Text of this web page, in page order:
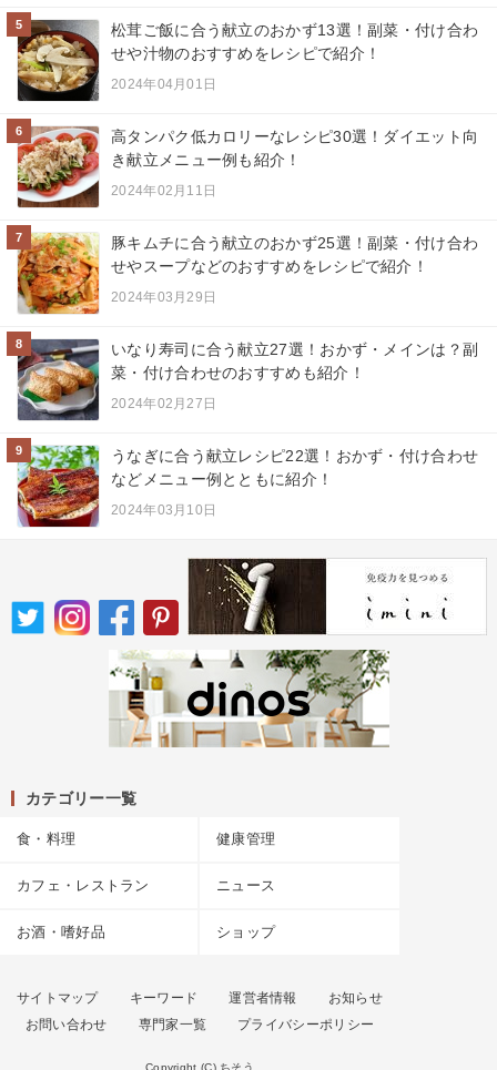
5
松茸ご飯に合う献立のおかず13選！副菜・付け合わ
せや汁物のおすすめをレシピで紹介！
2024年04月01日
6
高タンパク低カロリーなレシピ30選！ダイエット向
き献立メニュー例も紹介！
2024年02月11日
7
豚キムチに合う献立のおかず25選！副菜・付け合わ
せやスープなどのおすすめをレシピで紹介！
2024年03月29日
8
いなり寿司に合う献立27選！おかず・メインは？副
菜・付け合わせのおすすめも紹介！
2024年02月27日
9
うなぎに合う献立レシピ22選！おかず・付け合わせ
などメニュー例とともに紹介！
2024年03月10日
カテゴリー一覧
食・料理 健康管理
カフェ・レストラン ニュース
お酒・嗜好品 ショップ
サイトマップ キーワード 運営者情報
お知らせ
お問い合わせ
専門家一覧 プライバシーポリシー
Copyright (C) ちそう